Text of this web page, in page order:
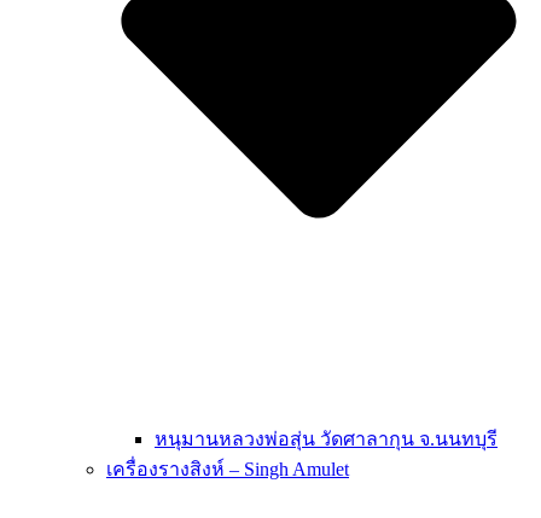
หนุมานหลวงพ่อสุ่น วัดศาลากุน จ.นนทบุรี
เครื่องรางสิงห์ – Singh Amulet